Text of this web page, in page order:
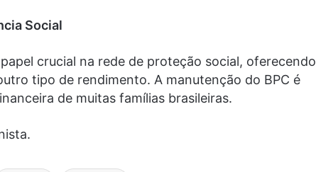
Social
crucial na rede de proteção social, oferecendo
tipo de rendimento. A manutenção do BPC é
de muitas famílias brasileiras.